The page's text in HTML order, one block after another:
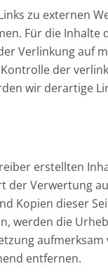
zu externen
Für die
Verlinkung auf
der
wir derartige
erstellten
der Verwertung
Kopien dieser
werden die
entfernen.